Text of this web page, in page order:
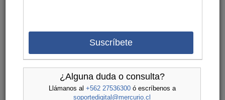
Suscríbete
¿Alguna duda o consulta?
Llámanos al +562 27536300ó escríbenos a
soportedigital@mercurio.cl